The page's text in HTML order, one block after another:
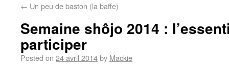
← Un peu de baston (la baffe)
Semaine shôjo 2014 :
participer
Posted on 24 avril 2014by Mackie